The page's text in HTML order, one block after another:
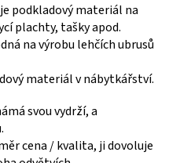
podkladový materiál na
plachty, tašky apod.
na výrobu lehčích ubrusů
materiál v nábytkářství.
svou vydrží, a
cena / kvalita, ji dovoluje